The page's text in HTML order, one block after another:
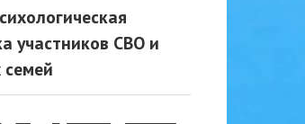
участников СВО и
семей